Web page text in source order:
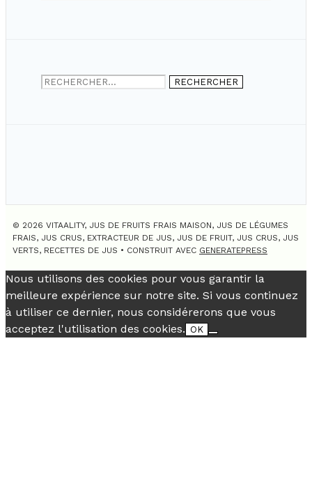
Rechercher :
© 2026 VITAALITY, JUS DE FRUITS FRAIS MAISON, JUS DE LÉGUMES
FRAIS, JUS CRUS, EXTRACTEUR DE JUS, JUS DE FRUIT, JUS CRUS, JUS
VERTS, RECETTES DE JUS • CONSTRUIT AVEC GENERATEPRESS
Nous utilisons des cookies pour vous garantir la
meilleure expérience sur notre site. Si vous continuez
à utiliser ce dernier, nous considérerons que vous
acceptez l'utilisation des cookies. OK